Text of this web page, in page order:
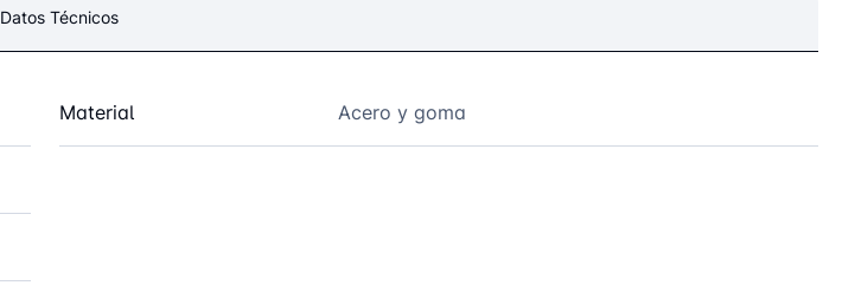
Datos Técnicos
Material Acero y goma